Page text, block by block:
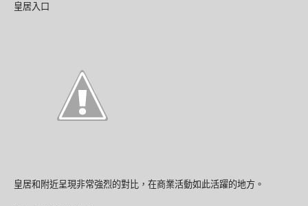
皇居入口
皇居和附近呈現非常強烈的對比，在商業活動如此活躍的地方。